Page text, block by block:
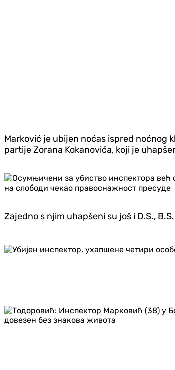
Marković je ubijen noćas ispred noćnog
partije Zorana Kokanovića, koji je
Zajedno s njim uhapšeni su još i D.S.,